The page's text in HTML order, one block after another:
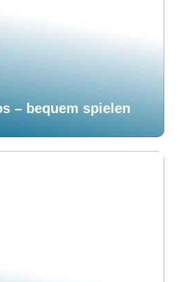
– bequem spielen